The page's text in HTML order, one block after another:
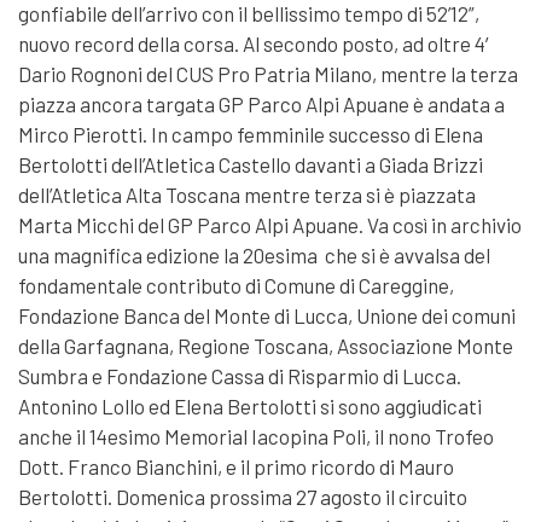
gonfiabile dell’arrivo con il bellissimo tempo di 52’12”,
nuovo record della corsa. Al secondo posto, ad oltre 4′
Dario Rognoni del CUS Pro Patria Milano, mentre la terza
piazza ancora targata GP Parco Alpi Apuane è andata a
Mirco Pierotti. In campo femminile successo di Elena
Bertolotti dell’Atletica Castello davanti a Giada Brizzi
dell’Atletica Alta Toscana mentre terza si è piazzata
Marta Micchi del GP Parco Alpi Apuane. Va così in archivio
una magnifica edizione la 20esima che si è avvalsa del
fondamentale contributo di Comune di Careggine,
Fondazione Banca del Monte di Lucca, Unione dei comuni
della Garfagnana, Regione Toscana, Associazione Monte
Sumbra e Fondazione Cassa di Risparmio di Lucca.
Antonino Lollo ed Elena Bertolotti si sono aggiudicati
anche il 14esimo Memorial Iacopina Poli, il nono Trofeo
Dott. Franco Bianchini, e il primo ricordo di Mauro
Bertolotti. Domenica prossima 27 agosto il circuito